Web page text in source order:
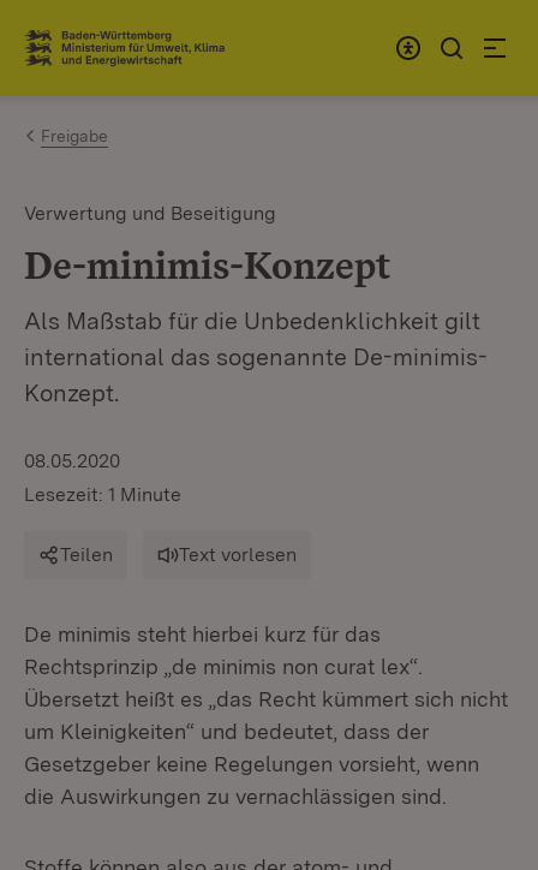
Zum Inhalt springen
Link zur Startseite
Freigabe
Verwertung und Beseitigung
De-minimis-Konzept
Als Maßstab für die Unbedenklichkeit gilt
international das sogenannte De-minimis-
Konzept.
08.05.2020
Lesezeit: 1 Minute
Teilen Text vorlesen
De minimis steht hierbei kurz für das
Rechtsprinzip „de minimis non curat lex“.
Übersetzt heißt es „das Recht kümmert sich nicht
um Kleinigkeiten“ und bedeutet, dass der
Gesetzgeber keine Regelungen vorsieht, wenn
die Auswirkungen zu vernachlässigen sind.